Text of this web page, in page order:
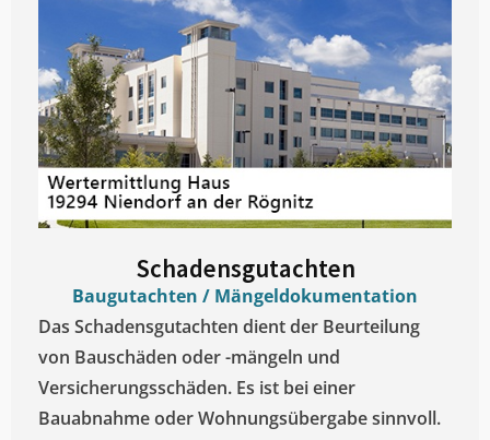
Schadensgutachten
Baugutachten / Mängeldokumentation
Das Schadensgutachten dient der Beurteilung
von Bauschäden oder -mängeln und
Versicherungsschäden. Es ist bei einer
Bauabnahme oder Wohnungsübergabe sinnvoll.